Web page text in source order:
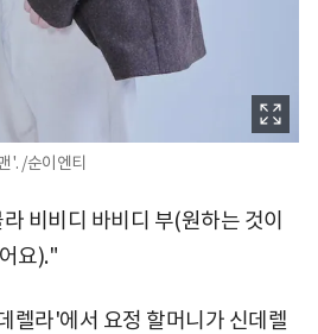
'. /순이엔티
비비디 바비디 부(원하는 것이
요)."
렐라'에서 요정 할머니가 신데렐